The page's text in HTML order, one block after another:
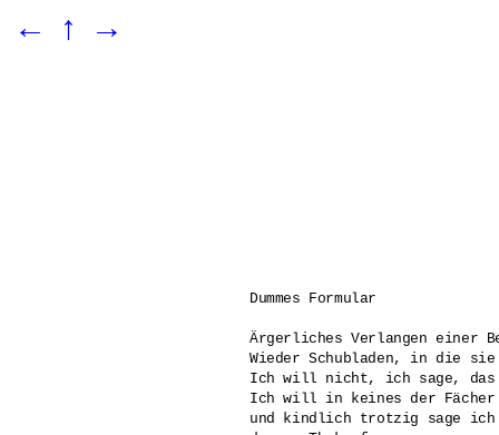
← ↑ →
Dummes Formular
Ärgerliches Verlangen einer
Wieder Schubladen, in die
Ich will nicht, ich sage,
Ich will in keines der Fächer
und kindlich trotzig sage ich